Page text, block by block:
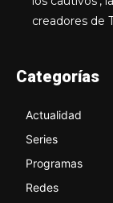
creadores de
Categorías
Actualidad
Series
Programas
Redes